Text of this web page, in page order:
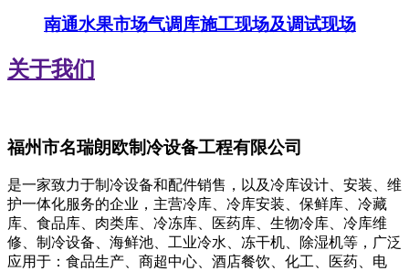
南通水果市场气调库施工现场及调试现场
关于我们
福州市名瑞朗欧制冷设备工程有限公司
是一家致力于制冷设备和配件销售，以及冷库设计、安装、维
护一体化服务的企业，主营冷库、冷库安装、保鲜库、冷藏
库、食品库、肉类库、冷冻库、医药库、生物冷库、冷库维
修、制冷设备、海鲜池、工业冷水、冻干机、除湿机等，广泛
应用于：食品生产、商超中心、酒店餐饮、化工、医药、电